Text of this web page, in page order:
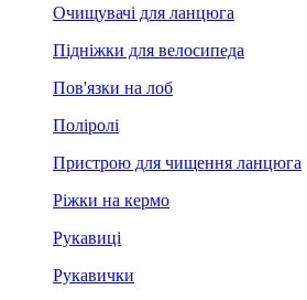
Очищувачі для ланцюга
Підніжки для велосипеда
Пов'язки на лоб
Поліролі
Пристрою для чищення ланцюга
Ріжки на кермо
Рукавиці
Рукавички